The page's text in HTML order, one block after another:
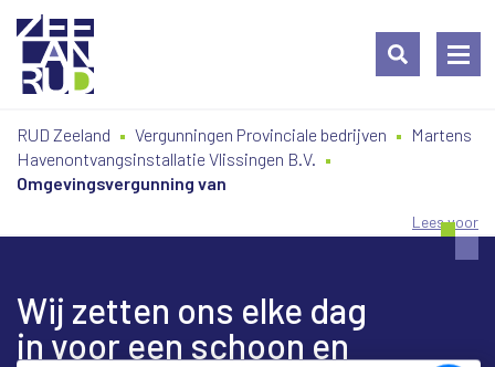
naar
inhoud
naar
navigatie
RUD Zeeland Vergunningen Provinciale bedrijven
Martens
Havenontvangsinstallatie Vlissingen B.V.
Omgevingsvergunning van
Lees voor
Wij zetten ons elke dag
in voor een schoon en